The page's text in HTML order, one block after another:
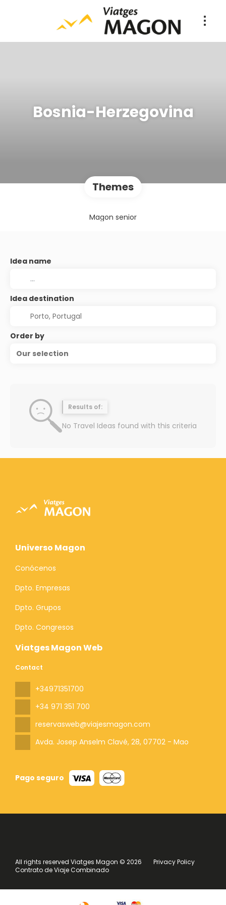
Bosnia-Herzegovina
Themes
Magon senior
Idea name
Idea destination
Order by
Our selection
Results of:
No Travel Ideas found with this criteria
Viatges Magon Web
Contact
+34971351700
+34 971 351 700
reservasweb@viajesmagon.com
Avda. Josep Anselm Clavé, 28, 07702 - Mao
Pago seguro
Universo Magon
Conócenos
Dpto. Empresas
Dpto. Grupos
Dpto. Congresos
All rights reserved Viatges Magon © 2026
Privacy Policy
Contrato de Viaje Combinado